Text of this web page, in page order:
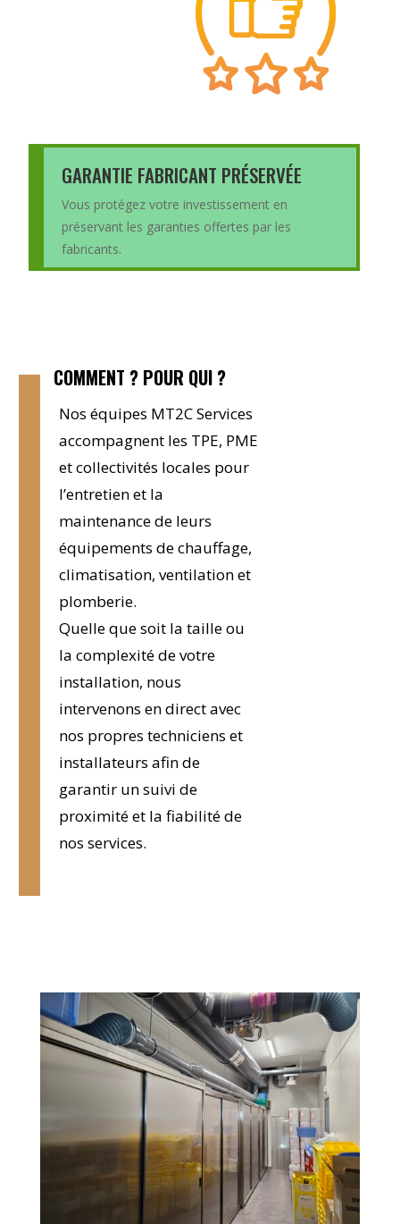
GARANTIE FABRICANT PRÉSERVÉE
Vous protégez votre investissement en
préservant les garanties offertes par les
fabricants.
COMMENT ? POUR QUI ?
Nos équipes MT2C Services
accompagnent les TPE, PME
et collectivités locales pour
l’entretien et la
maintenance de leurs
équipements de chauffage,
climatisation, ventilation et
plomberie.
Quelle que soit la taille ou
la complexité de votre
installation, nous
intervenons en direct avec
nos propres techniciens et
installateurs afin de
garantir un suivi de
proximité et la fiabilité de
nos services.